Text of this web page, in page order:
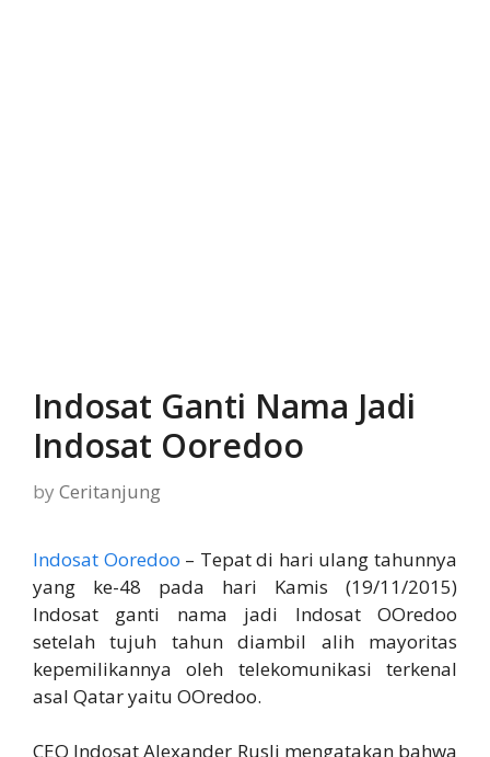
Indosat Ganti Nama Jadi
Indosat Ooredoo
by Ceritanjung
Indosat Ooredoo – Tepat di hari ulang tahunnya
yang ke-48 pada hari Kamis (19/11/2015)
Indosat ganti nama jadi Indosat OOredoo
setelah tujuh tahun diambil alih mayoritas
kepemilikannya oleh telekomunikasi terkenal
asal Qatar yaitu OOredoo.
CEO Indosat Alexander Rusli mengatakan bahwa